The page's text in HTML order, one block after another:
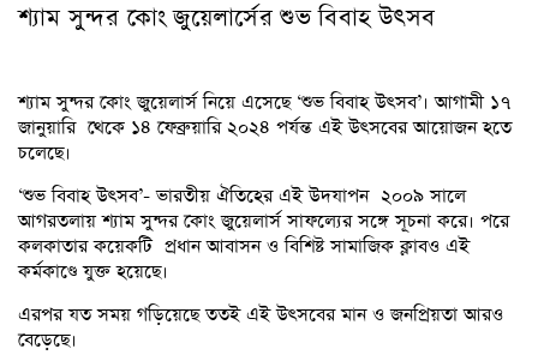
শ্যাম সুন্দর কোং জুয়েলার্সের শুভ বিবাহ উৎসব
শ্যাম সুন্দর কোং জুয়েলার্স নিয়ে এসেছে ‘শুভ বিবাহ উৎসব’। আগামী ১৭
জানুয়ারি থেকে ১৪ ফেব্রুয়ারি ২০২৪ পর্যন্ত এই উৎসবের আয়োজন হতে
চলেছে।
‘শুভ বিবাহ উৎসব’- ভারতীয় ঐতিহের এই উদযাপন ২০০৯ সালে
আগরতলায় শ্যাম সুন্দর কোং জুয়েলার্স সাফল্যের সঙ্গে সূচনা করে। পরে
কলকাতার কয়েকটি প্রধান আবাসন ও বিশিষ্ট সামাজিক ক্লাবও এই
কর্মকাণ্ডে যুক্ত হয়েছে।
এরপর যত সময় গড়িয়েছে ততই এই উৎসবের মান ও জনপ্রিয়তা আরও
বেড়েছে।